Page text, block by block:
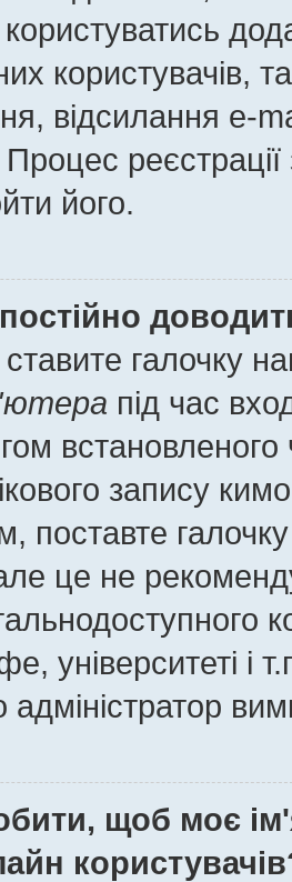
користувачів,
відсилання e-
Процес
його.
галочку
під час
встановленого
запису
поставте
це не
університеті і
адміністратор
щоб моє